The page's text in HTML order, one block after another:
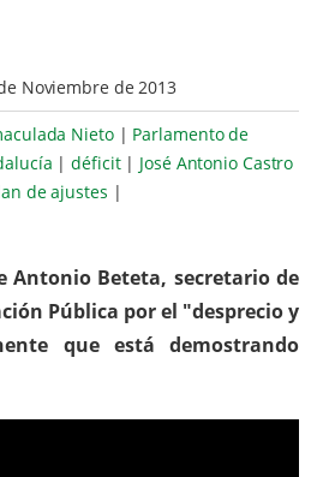
Noviembre de 2013
Nieto| Parlamento de
|déficit| José Antonio Castro
de ajustes |
Antonio Beteta, secretario de
Pública por el "desprecio y
que está demostrando